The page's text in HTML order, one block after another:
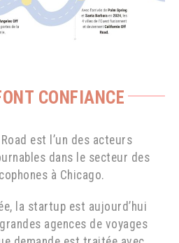
CONFIANCE
est l’un des acteurs
dans le secteur des
à Chicago.
la startup est aujourd’hui
agences de voyages